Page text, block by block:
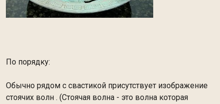
По порядку:
Обычно рядом с свастикой присутствует изображение
стоячих волн . (Стоячая волна - это волна которая